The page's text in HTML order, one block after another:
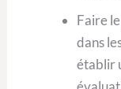
Faire
dans
établir